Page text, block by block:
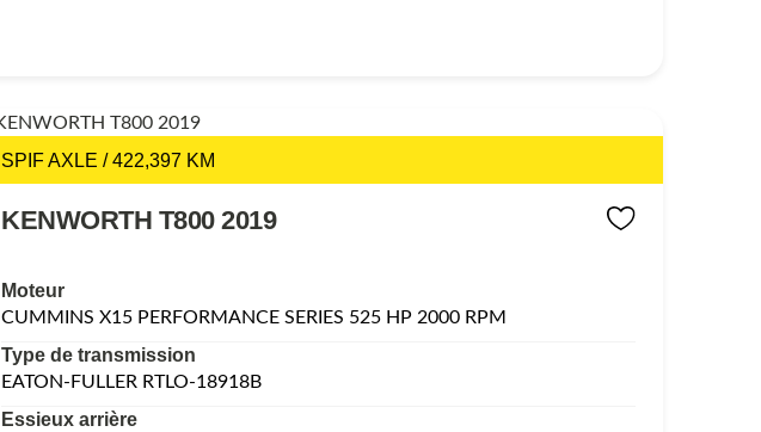
SPIF AXLE / 422,397 KM
KENWORTH T800 2019
Moteur
CUMMINS X15 PERFORMANCE SERIES 525 HP 2000 RPM
Type de transmission
EATON-FULLER RTLO-18918B
Essieux arrière